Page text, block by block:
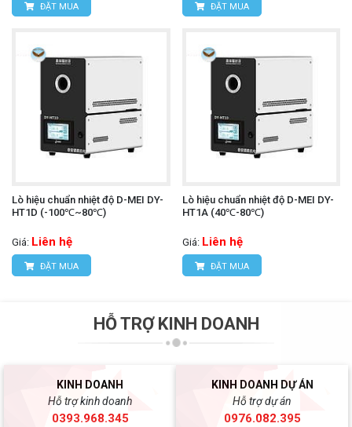
ĐẶT MUA ĐẶT MUA
Lò hiệu chuẩn nhiệt độ D-MEI DY-
HT1D (-100℃~80℃)
Giá: Liên hệ
ĐẶT MUA
Lò hiệu chuẩn nhiệt độ D-MEI DY-
HT1A (40℃-80℃)
Giá: Liên hệ
ĐẶT MUA
HỖ TRỢ KINH DOANH
KINH DOANH
Hỗ trợ kinh doanh
0393.968.345
KINH DOANH DỰ ÁN
Hỗ trợ dự án
0976.082.395